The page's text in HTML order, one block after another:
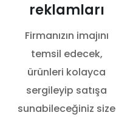
reklamları
Firmanızın imajını
temsil edecek,
ürünleri kolayca
sergileyip satışa
sunabileceğiniz size